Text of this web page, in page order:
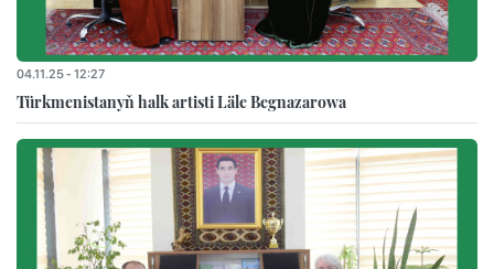
04.11.25 - 12:27
Türkmenistanyň halk artisti Läle Begnazarowa